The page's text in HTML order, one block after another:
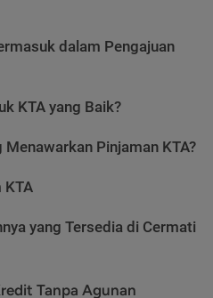
dalam Pengajuan
KTA yang Baik?
Pinjaman KTA?
KTA
yang Tersedia di Cermati
Tanpa Agunan